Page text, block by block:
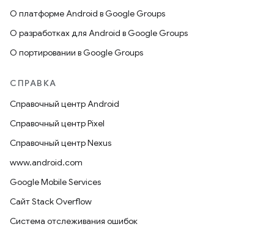
О платформе Android в Google Groups
О разработках для Android в Google Groups
О портировании в Google Groups
СПРАВКА
Справочный центр Android
Справочный центр Pixel
Справочный центр Nexus
www.android.com
Google Mobile Services
Сайт Stack Overflow
Система отслеживания ошибок